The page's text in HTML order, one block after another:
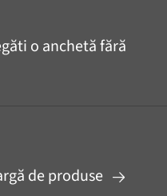
o anchetă fără
de produse